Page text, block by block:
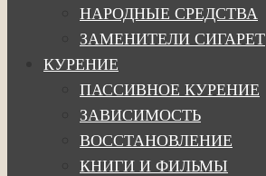
НАРОДНЫЕ СРЕДСТВА
ЗАМЕНИТЕЛИ СИГАРЕТ
КУРЕНИЕ
ПАССИВНОЕ КУРЕНИЕ
ЗАВИСИМОСТЬ
ВОССТАНОВЛЕНИЕ
КНИГИ И ФИЛЬМЫ